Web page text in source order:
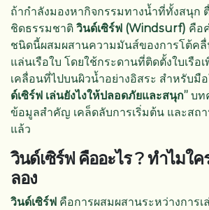
ถ้ากำลังมองหากิจกรรมทางน้ำที่ทั้งสนุก
ชิดธรรมชาติ วินด์เซิร์ฟ (Windsurf) คือ
ชนิดนี้ผสมผสานความมันส์ของการโต้คลื่
แล่นเรือใบ โดยใช้กระดานที่ติดตั้งใบเรือ
เคลื่อนที่ไปบนผิวน้ำอย่างอิสระ สำหรับมื
ด์เซิร์ฟ เล่นยังไงให้ปลอดภัยและสนุก” บท
ข้อมูลสำคัญ เคล็ดลับการเริ่มต้น และสถ
แล้ว
วินด์เซิร์ฟ คืออะไร ? ทำไมใค
ลอง
วินด์เซิร์ฟ คือการผสมผสานระหว่างการเ